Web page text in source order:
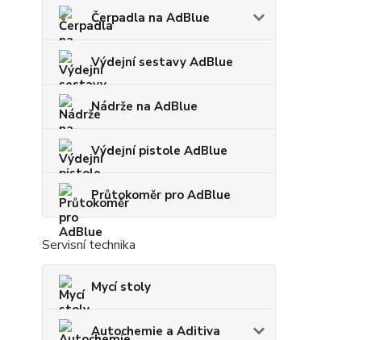
Čerpadla na AdBlue
Výdejní sestavy AdBlue
Nádrže na AdBlue
Výdejní pistole AdBlue
Průtokoměr pro AdBlue
Servisní technika
Mycí stoly
Autochemie a Aditiva